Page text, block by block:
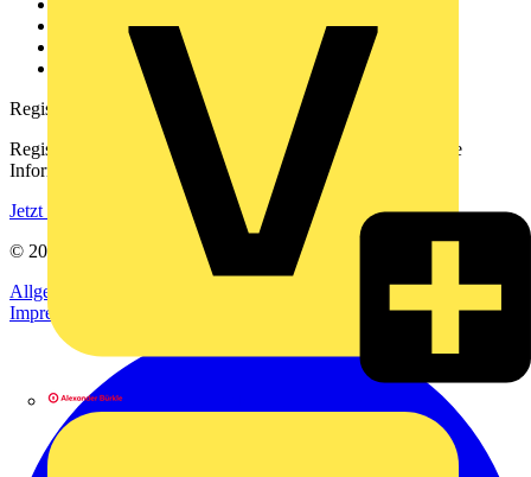
Downloadbereich (PDFs)
Häufig gestellte Fragen
voltimum.com
Registrierung
Registrieren Sie sich kostenlos und erhalten Sie stets aktuelle
Informationen aus der Elektroindustrie.
Jetzt registrieren
© 2002-
Allgemeine Geschäftsbedingungen
Datenschutzerklärung
Impressum